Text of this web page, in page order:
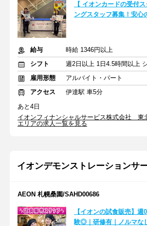
【 イオンカードの受付
ングスタッフ募集！安
給与
時給 1346円以上
シフト
雇用形態
アルバイト・パート
アクセス
伊達駅 車5分
あと4日
イオンフィナンシャルサービス株式会社
エリアの求人一覧を見る
イオンデモンストレーションサ
AEON 札幌桑園/SAHD00686
【イオンの試食販売】
験◎｜研修有｜ノルマな